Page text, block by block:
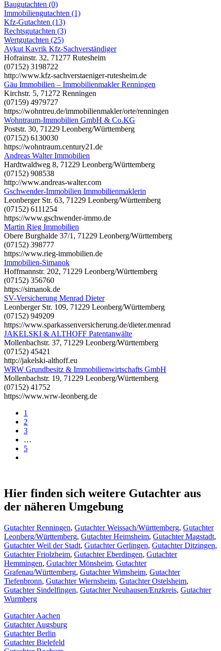
Baugutachten (0)
Immobiliengutachten (1)
Kfz-Gutachten (13)
Rechtsgutachten (3)
Wertgutachten (25)
Aykut Kavrik Kfz-Sachverständiger
Hofrainstr. 32, 71277 Rutesheim
(07152) 3198722
http://www.kfz-sachverstaeniger-rutesheim.de
Gäu Immobilien – Immobilienmakler Renningen
Kirchstr. 5, 71272 Renningen
(07159) 4979727
https://wohntreu.de/immobilienmakler/orte/renningen
Wohntraum-Immobilien GmbH & Co.KG
Poststr. 30, 71229 Leonberg/Württemberg
(07152) 6130030
https://wohntraum.century21.de
Andreas Walter Immobilien
Hardtwaldweg 8, 71229 Leonberg/Württemberg
(07152) 908538
http://www.andreas-walter.com
Gschwender-Immobilien Immobilienmaklerin
Leonberger Str. 63, 71229 Leonberg/Württemberg
(07152) 6111254
https://www.gschwender-immo.de
Martin Rieg Immobilien
Obere Burghalde 37/1, 71229 Leonberg/Württemberg
(07152) 398777
https://www.rieg-immobilien.de
Immobilien-Simanok
Hoffmannstr. 202, 71229 Leonberg/Württemberg
(07152) 356760
https://simanok.de
SV-Versicherung Menrad Dieter
Leonberger Str. 109, 71229 Leonberg/Württemberg
(07152) 949209
https://www.sparkassenversicherung.de/dieter.menrad
JAKELSKI & ALTHOFF Patentanwälte
Mollenbachstr. 37, 71229 Leonberg/Württemberg
(07152) 45421
http://jakelski-althoff.eu
WRW Grundbesitz & Immobilienwirtschafts GmbH
Mollenbachstr. 19, 71229 Leonberg/Württemberg
(07152) 41752
https://www.wrw-leonberg.de
1
2
3
…
5
Hier finden sich weitere Gutachter aus
der näheren Umgebung
Gutachter Renningen, Gutachter Weissach/Württemberg, Gutachter
Leonberg/Württemberg, Gutachter Heimsheim, Gutachter Magstadt,
Gutachter Weil der Stadt, Gutachter Gerlingen, Gutachter Ditzingen,
Gutachter Friolzheim, Gutachter Eberdingen, Gutachter
Hemmingen, Gutachter Mönsheim, Gutachter
Grafenau/Württemberg, Gutachter Wimsheim, Gutachter
Tiefenbronn, Gutachter Wiernsheim, Gutachter Ostelsheim,
Gutachter Sindelfingen, Gutachter Neuhausen/Enzkreis, Gutachter
Wurmberg
Gutachter Aachen
Gutachter Augsburg
Gutachter Berlin
Gutachter Bielefeld